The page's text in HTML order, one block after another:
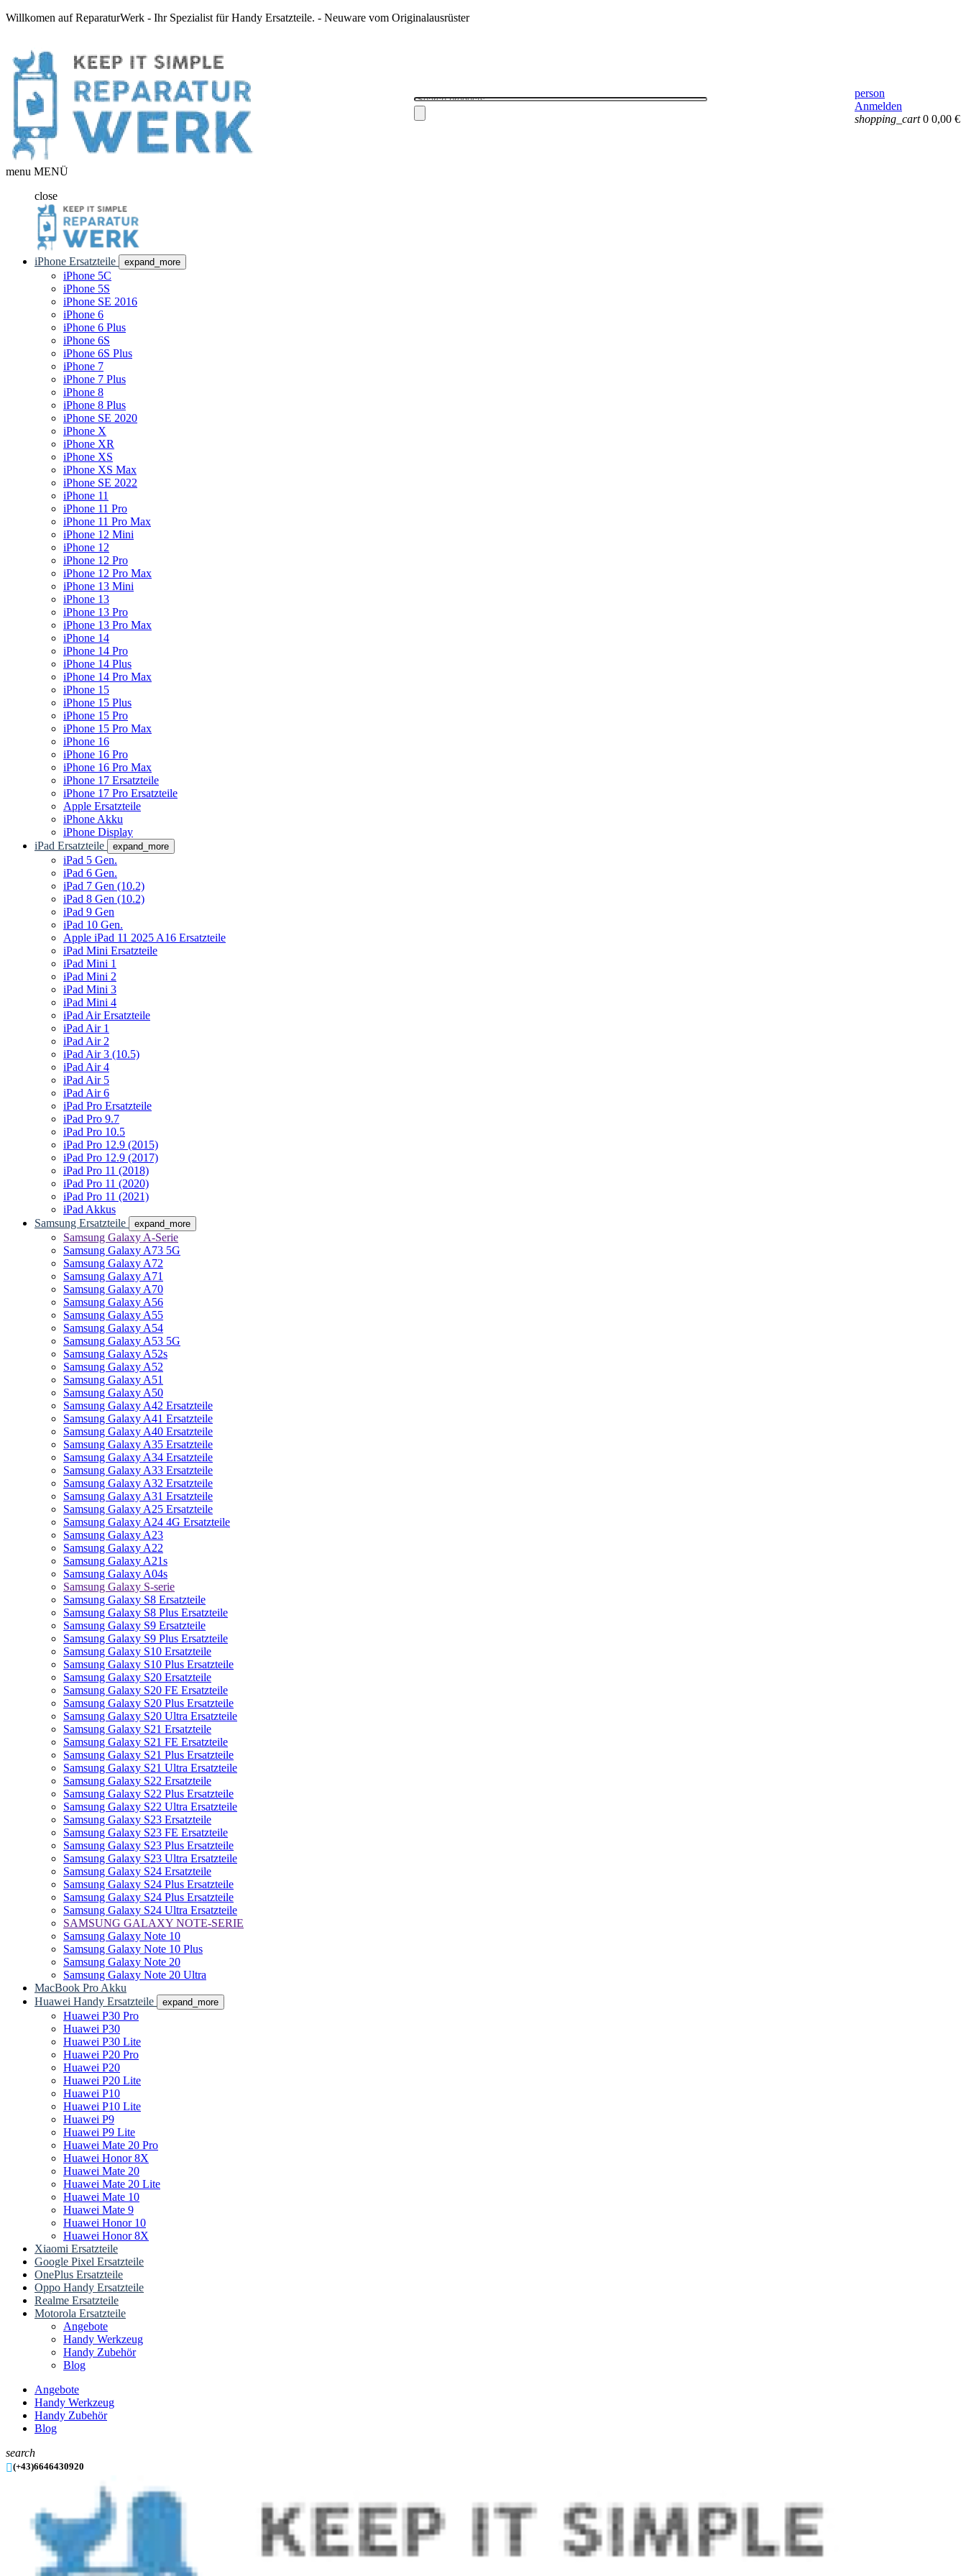
Willkomen auf ReparaturWerk - Ihr Spezialist für Handy Ersatzteile. - Neuware vom Originalausrüster
person
Anmelden
shopping_cart 0 0,00 €
menu MENÜ
close
iPhone Ersatzteile expand_more
iPhone 5C
iPhone 5S
iPhone SE 2016
iPhone 6
iPhone 6 Plus
iPhone 6S
iPhone 6S Plus
iPhone 7
iPhone 7 Plus
iPhone 8
iPhone 8 Plus
iPhone SE 2020
iPhone X
iPhone XR
iPhone XS
iPhone XS Max
iPhone SE 2022
iPhone 11
iPhone 11 Pro
iPhone 11 Pro Max
iPhone 12 Mini
iPhone 12
iPhone 12 Pro
iPhone 12 Pro Max
iPhone 13 Mini
iPhone 13
iPhone 13 Pro
iPhone 13 Pro Max
iPhone 14
iPhone 14 Pro
iPhone 14 Plus
iPhone 14 Pro Max
iPhone 15
iPhone 15 Plus
iPhone 15 Pro
iPhone 15 Pro Max
iPhone 16
iPhone 16 Pro
iPhone 16 Pro Max
iPhone 17 Ersatzteile
iPhone 17 Pro Ersatzteile
Apple Ersatzteile
iPhone Akku
iPhone Display
iPad Ersatzteile
expand_more
iPad 5 Gen.
iPad 6 Gen.
iPad 7 Gen (10.2)
iPad 8 Gen (10.2)
iPad 9 Gen
iPad 10 Gen.
Apple iPad 11 2025 A16 Ersatzteile
iPad Mini Ersatzteile
iPad Mini 1
iPad Mini 2
iPad Mini 3
iPad Mini 4
iPad Air Ersatzteile
iPad Air 1
iPad Air 2
iPad Air 3 (10.5)
iPad Air 4
iPad Air 5
iPad Air 6
iPad Pro Ersatzteile
iPad Pro 9.7
iPad Pro 10.5
iPad Pro 12.9 (2015)
iPad Pro 12.9 (2017)
iPad Pro 11 (2018)
iPad Pro 11 (2020)
iPad Pro 11 (2021)
iPad Akkus
Samsung Ersatzteile
expand_more
Samsung Galaxy A-Serie
Samsung Galaxy A73 5G
Samsung Galaxy A72
Samsung Galaxy A71
Samsung Galaxy A70
Samsung Galaxy A56
Samsung Galaxy A55
Samsung Galaxy A54
Samsung Galaxy A53 5G
Samsung Galaxy A52s
Samsung Galaxy A52
Samsung Galaxy A51
Samsung Galaxy A50
Samsung Galaxy A42 Ersatzteile
Samsung Galaxy A41 Ersatzteile
Samsung Galaxy A40 Ersatzteile
Samsung Galaxy A35 Ersatzteile
Samsung Galaxy A34 Ersatzteile
Samsung Galaxy A33 Ersatzteile
Samsung Galaxy A32 Ersatzteile
Samsung Galaxy A31 Ersatzteile
Samsung Galaxy A25 Ersatzteile
Samsung Galaxy A24 4G Ersatzteile
Samsung Galaxy A23
Samsung Galaxy A22
Samsung Galaxy A21s
Samsung Galaxy A04s
Samsung Galaxy S-serie
Samsung Galaxy S8 Ersatzteile
Samsung Galaxy S8 Plus Ersatzteile
Samsung Galaxy S9 Ersatzteile
Samsung Galaxy S9 Plus Ersatzteile
Samsung Galaxy S10 Ersatzteile
Samsung Galaxy S10 Plus Ersatzteile
Samsung Galaxy S20 Ersatzteile
Samsung Galaxy S20 FE Ersatzteile
Samsung Galaxy S20 Plus Ersatzteile
Samsung Galaxy S20 Ultra Ersatzteile
Samsung Galaxy S21 Ersatzteile
Samsung Galaxy S21 FE Ersatzteile
Samsung Galaxy S21 Plus Ersatzteile
Samsung Galaxy S21 Ultra Ersatzteile
Samsung Galaxy S22 Ersatzteile
Samsung Galaxy S22 Plus Ersatzteile
Samsung Galaxy S22 Ultra Ersatzteile
Samsung Galaxy S23 Ersatzteile
Samsung Galaxy S23 FE Ersatzteile
Samsung Galaxy S23 Plus Ersatzteile
Samsung Galaxy S23 Ultra Ersatzteile
Samsung Galaxy S24 Ersatzteile
Samsung Galaxy S24 Plus Ersatzteile
Samsung Galaxy S24 Plus Ersatzteile
Samsung Galaxy S24 Ultra Ersatzteile
SAMSUNG GALAXY NOTE-SERIE
Samsung Galaxy Note 10
Samsung Galaxy Note 10 Plus
Samsung Galaxy Note 20
Samsung Galaxy Note 20 Ultra
MacBook Pro Akku
Huawei Handy Ersatzteile
expand_more
Huawei P30 Pro
Huawei P30
Huawei P30 Lite
Huawei P20 Pro
Huawei P20
Huawei P20 Lite
Huawei P10
Huawei P10 Lite
Huawei P9
Huawei P9 Lite
Huawei Mate 20 Pro
Huawei Honor 8X
Huawei Mate 20
Huawei Mate 20 Lite
Huawei Mate 10
Huawei Mate 9
Huawei Honor 10
Huawei Honor 8X
Xiaomi Ersatzteile
Google Pixel Ersatzteile
OnePlus Ersatzteile
Oppo Handy Ersatzteile
Realme Ersatzteile
Motorola Ersatzteile
Angebote
Handy Werkzeug
Handy Zubehör
Blog
Angebote
Handy Werkzeug
Handy Zubehör
Blog
search
(+43)6646430920